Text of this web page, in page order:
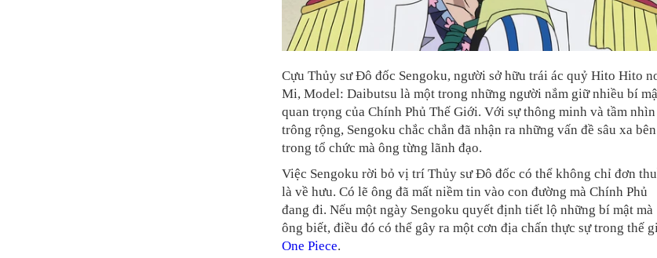
Cựu Thủy sư Đô đốc Sengoku, người sở hữu trái ác quỷ Hito Hito
Mi, Model: Daibutsu là một trong những người nắm giữ nhiều bí
quan trọng của Chính Phủ Thế Giới. Với sự thông minh và tầm
trông rộng, Sengoku chắc chắn đã nhận ra những vấn đề sâu xa bên
trong tổ chức mà ông từng lãnh đạo.
Việc Sengoku rời bỏ vị trí Thủy sư Đô đốc có thể không chỉ đơn
là về hưu. Có lẽ ông đã mất niềm tin vào con đường mà Chính Phủ
đang đi. Nếu một ngày Sengoku quyết định tiết lộ những bí mật mà
ông biết, điều đó có thể gây ra một cơn địa chấn thực sự trong thế
One Piece.